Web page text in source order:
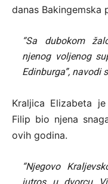
danas Bakingemska
“Sa dubokom
njenog voljenog
Edinburga”, navodi
Kraljica Elizabeta
Filip bio njena
ovih godina.
“Njegovo